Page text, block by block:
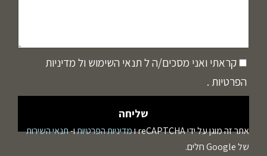
קראתי ואני מסכים/ה ל תנאי השימוש ול מדיניות
הפרטיות .
אתר זה מוגן על ידי reCAPTCHA ו מדיניות הפרטיותו-תנאי השירות
של Google חלים.